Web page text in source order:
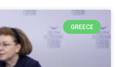
GREECE